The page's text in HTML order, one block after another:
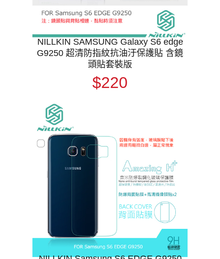
NILLKIN SAMSUNG Galaxy S6 edge
G9250 超清防指紋抗油汙保護貼 含鏡
頭貼套裝版
$220